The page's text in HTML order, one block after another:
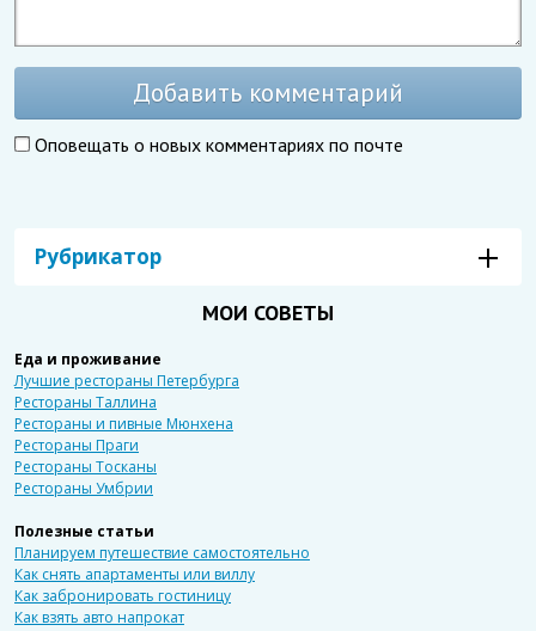
Добавить комментарий
Оповещать о новых комментариях по почте
Рубрикатор
МОИ СОВЕТЫ
Еда и проживание
Лучшие рестораны Петербурга
Рестораны Таллина
Рестораны и пивные Мюнхена
Рестораны Праги
Рестораны Тосканы
Рестораны Умбрии
Полезные статьи
Планируем путешествие самостоятельно
Как снять апартаменты или виллу
Как забронировать гостиницу
Как взять авто напрокат